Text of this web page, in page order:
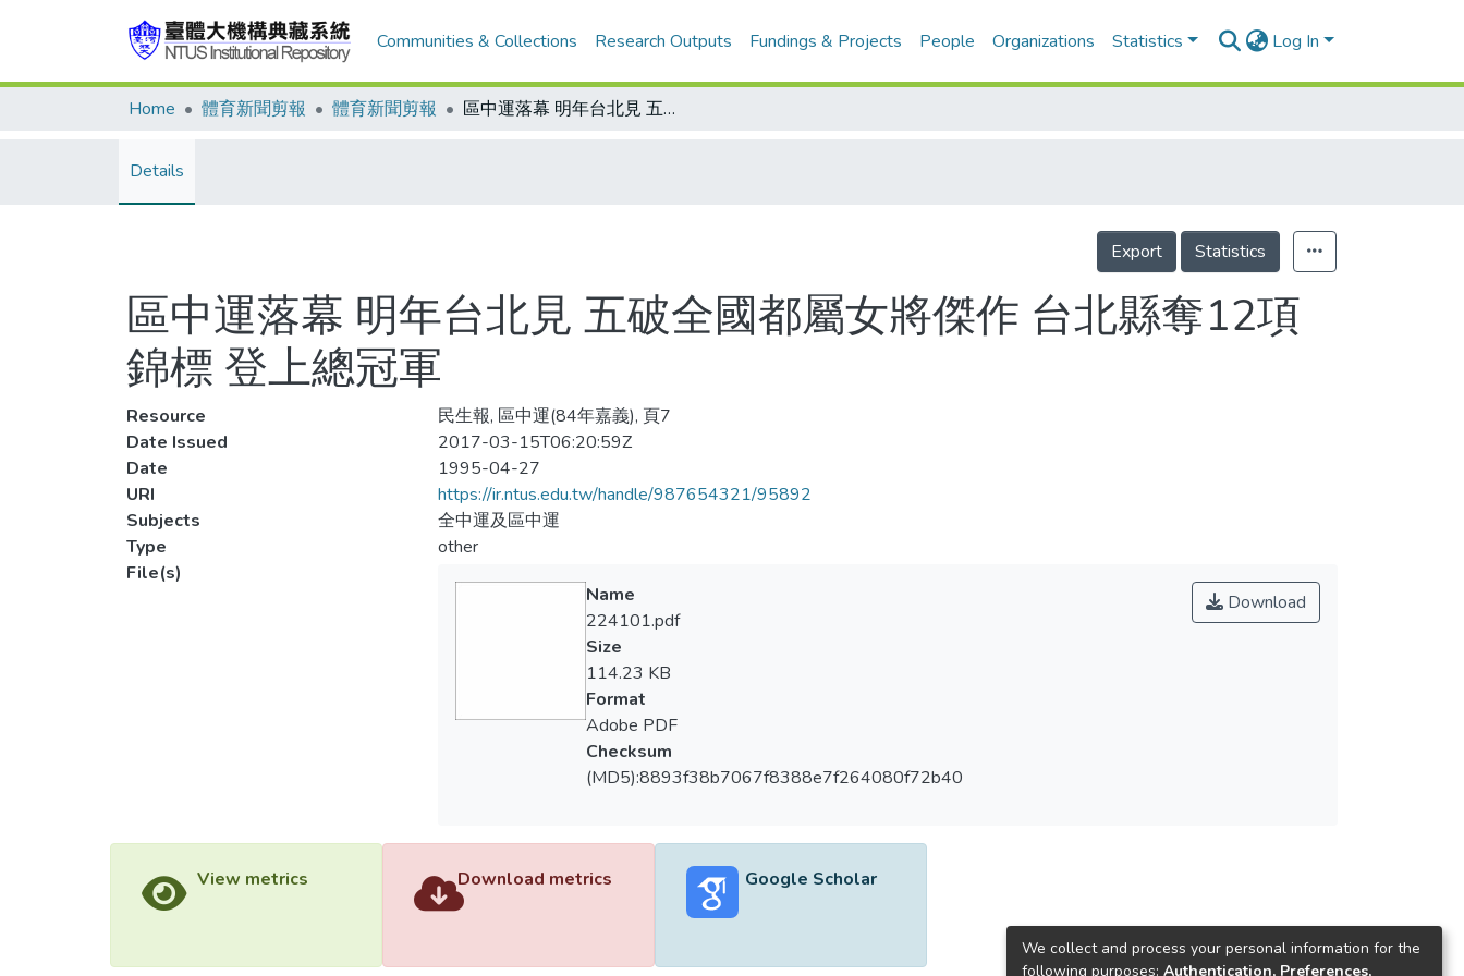
Communities & Collections Research Outputs Fundings & Projects People Organizations Statistics Log In
Home 體育新聞剪報 體育新聞剪報 區中運落幕 明年台北見 五破全國都屬女將傑作 台北縣奪12項錦標 登上總冠軍
Details
Export Statistics
區中運落幕 明年台北見 五破全國都屬女將傑作 台北縣奪12項
錦標 登上總冠軍
Resource
民生報, 區中運(84年嘉義), 頁7
Date Issued
2017-03-15T06:20:59Z
Date
1995-04-27
URI
https://ir.ntus.edu.tw/handle/987654321/95892
Subjects
全中運及區中運
Type
other
File(s)
Download
Name
224101.pdf
Size
114.23 KB
Format
Adobe PDF
Checksum
(MD5):8893f38b7067f8388e7f264080f72b40
View metrics Download metrics Google Scholar
We collect and process your personal information for the
following purposes: Authentication, Preferences,